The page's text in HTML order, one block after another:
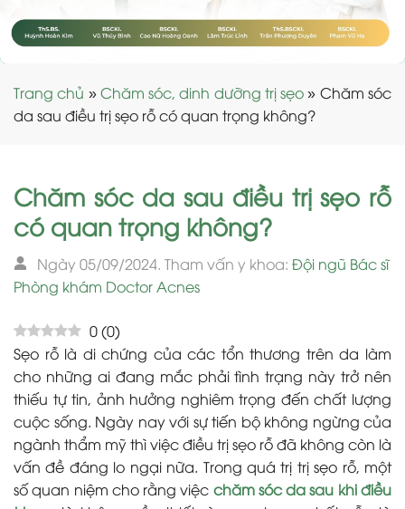
Trang chủ »Chăm sóc, dinh dưỡng trị sẹo» Chăm sóc
da sau điều trị sẹo rỗ có quan trọng không?
Chăm sóc da sau điều trị sẹo rỗ
có quan trọng không?
Ngày 05/09/2024. Tham vấn y khoa: Đội ngũ Bác sĩ
Phòng khám Doctor Acnes
0(0)
Sẹo rỗ là di chứng của các tổn thương trên da làm
cho những ai đang mắc phải tình trạng này trở nên
thiếu tự tin, ảnh hưởng nghiêm trọng đến chất lượng
cuộc sống. Ngày nay với sự tiến bộ không ngừng của
ngành thẩm mỹ thì việc điều trị sẹo rỗ đã không còn là
vấn đề đáng lo ngại nữa. Trong quá trị trị sẹo rỗ, một
số quan niệm cho rằng việc chăm sóc da sau khi điều